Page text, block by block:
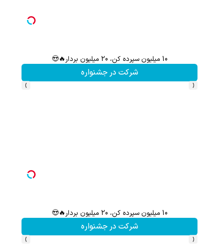
10 میلیون سپرده کن، 20 میلیون بردار🔥😍
شرکت در جشنواره
‹
›
10 میلیون سپرده کن، 20 میلیون بردار🔥😍
شرکت در جشنواره
‹
›